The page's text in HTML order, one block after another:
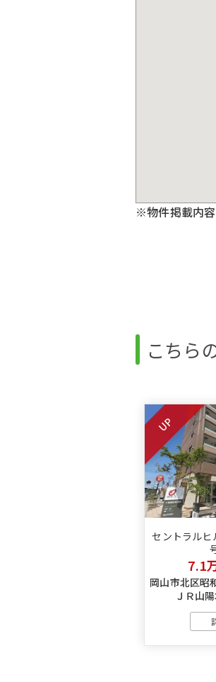
※物件掲載内容
こちら
UP
セントラルヒ
7.1
岡山市北区昭
ＪＲ山